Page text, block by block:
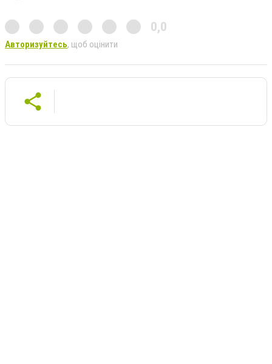
0,0
Авторизуйтесь, щоб оцінити